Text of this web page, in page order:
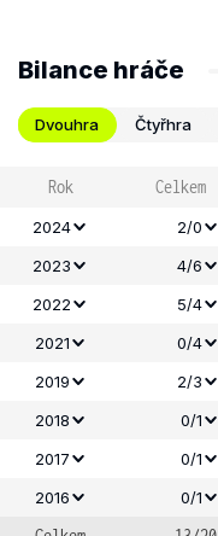
Bilance hráče
Dvouhra Čtyřhra
Rok Celkem
2024 2/0
2023 4/6
2022
5/4
2021
0/4
2019 2/3
2018
0/1
2017
0/1
2016
0/1